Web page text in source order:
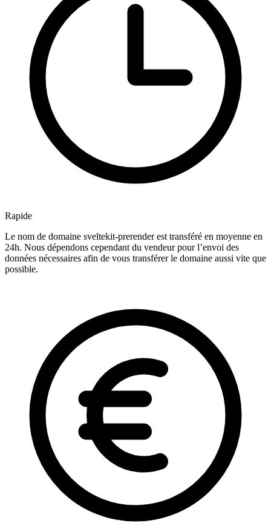
Rapide
Le nom de domaine sveltekit-prerender est transféré en moyenne en
24h. Nous dépendons cependant du vendeur pour l’envoi des
données nécessaires afin de vous transférer le domaine aussi vite que
possible.